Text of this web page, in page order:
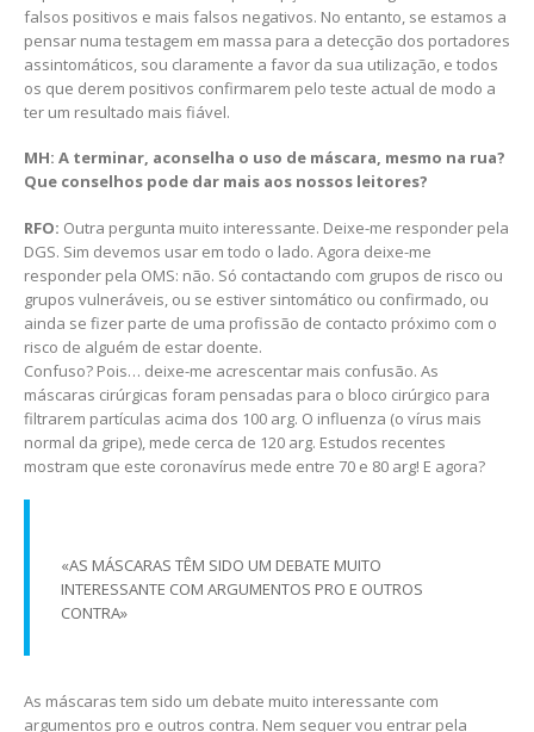
falsos positivos e mais falsos negativos. No entanto, se estamos a
pensar numa testagem em massa para a detecção dos portadores
assintomáticos, sou claramente a favor da sua utilização, e todos
os que derem positivos confirmarem pelo teste actual de modo a
ter um resultado mais fiável.
MH: A terminar, aconselha o uso de máscara, mesmo na rua?
Que conselhos pode dar mais aos nossos leitores?
RFO: Outra pergunta muito interessante. Deixe-me responder pela
DGS. Sim devemos usar em todo o lado. Agora deixe-me
responder pela OMS: não. Só contactando com grupos de risco ou
grupos vulneráveis, ou se estiver sintomático ou confirmado, ou
ainda se fizer parte de uma profissão de contacto próximo com o
risco de alguém de estar doente.
Confuso? Pois… deixe-me acrescentar mais confusão. As
máscaras cirúrgicas foram pensadas para o bloco cirúrgico para
filtrarem partículas acima dos 100 arg. O influenza (o vírus mais
normal da gripe), mede cerca de 120 arg. Estudos recentes
mostram que este coronavírus mede entre 70 e 80 arg! E agora?
«AS MÁSCARAS TÊM SIDO UM DEBATE MUITO
INTERESSANTE COM ARGUMENTOS PRO E OUTROS
CONTRA»
As máscaras tem sido um debate muito interessante com
argumentos pro e outros contra. Nem sequer vou entrar pela